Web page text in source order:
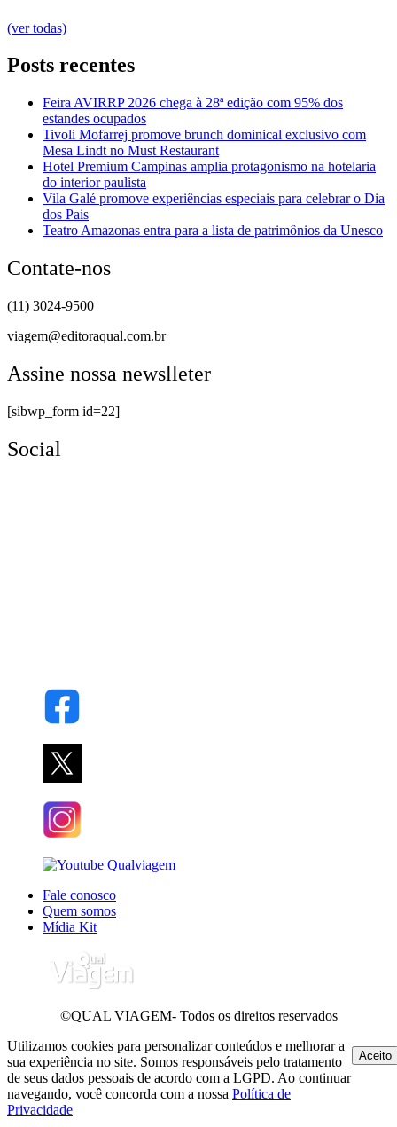
(ver todas)
Posts recentes
Feira AVIRRP 2026 chega à 28ª edição com 95% dos
estandes ocupados
Tivoli Mofarrej promove brunch dominical exclusivo com
Mesa Lindt no Must Restaurant
Hotel Premium Campinas amplia protagonismo na hotelaria
do interior paulista
Vila Galé promove experiências especiais para celebrar o Dia
dos Pais
Teatro Amazonas entra para a lista de patrimônios da Unesco
Contate-nos
(11) 3024-9500
viagem@editoraqual.com.br
Assine nossa newslleter
[sibwp_form id=22]
Social
Fale conosco
Quem somos
Mídia Kit
©QUAL VIAGEM- Todos os direitos reservados
Utilizamos cookies para personalizar conteúdos e melhorar a
sua experiência no site. Somos responsáveis pelo tratamento
de seus dados pessoais de acordo com a LGPD. Ao continuar
navegando, você concorda com a nossa Política de
Privacidade
Aceito